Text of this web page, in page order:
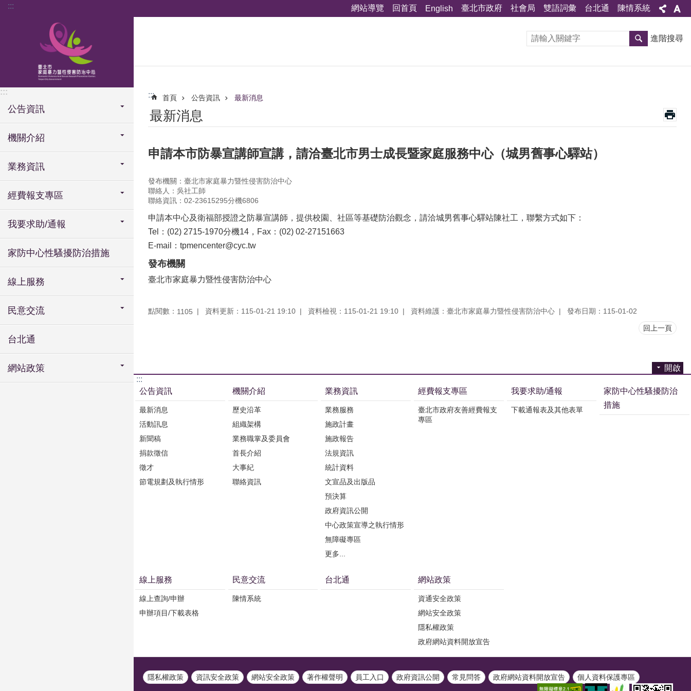
跳到主要內容區塊
::: 網站導覽 回首頁 English 臺北市政府 社會局 雙語詞彙 台北通 陳情系統
:::
公告資訊
機關介紹
業務資訊
經費報支專區
我要求助/通報
家防中心性騷擾防治措施
線上服務
民意交流
台北通
網站政策
進階搜尋
::: 首頁 公告資訊 最新消息
最新消息
申請本市防暴宣講師宣講，請洽臺北市男士成長暨家庭服務中心（城男舊事心驛站）
發布機關：臺北市家庭暴力暨性侵害防治中心
聯絡人：吳社工師
聯絡資訊：02-23615295分機6806
申請本中心及衛福部授證之防暴宣講師，提供校園、社區等基礎防治觀念，請洽城男舊事心驛站陳社工，聯繫方式如下：
Tel：(02) 2715-1970分機14，Fax：(02) 02-27151663
E-mail：tpmencenter@cyc.tw
發布機關
臺北市家庭暴力暨性侵害防治中心
點閱數： 1105 資料更新：115-01-21 19:10 資料檢視：115-01-21 19:10 資料維護：臺北市家庭暴力暨性侵害防治中心 發布日期：115-01-02
回上一頁
開啟
:::
公告資訊
最新消息
活動訊息
新聞稿
捐款徵信
徵才
節電規劃及執行情形
機關介紹
歷史沿革
組織架構
業務職掌及委員會
首長介紹
大事紀
聯絡資訊
業務資訊
業務服務
施政計畫
施政報告
法規資訊
統計資料
文宣品及出版品
預決算
政府資訊公開
中心政策宣導之執行情形
無障礙專區
更多...
經費報支專區
臺北市政府友善經費報支
專區
我要求助/通報
下載通報表及其他表單
家防中心性騷擾防治
措施
線上服務
線上查詢/申辦
申辦項目/下載表格
民意交流
陳情系統
台北通 網站政策
資通安全政策
網站安全政策
隱私權政策
政府網站資料開放宣告
隱私權政策 資訊安全政策 網站安全政策 著作權聲明 員工入口 政府資訊公開 常見問答 政府網站資料開放宣告 個人資料保護專區